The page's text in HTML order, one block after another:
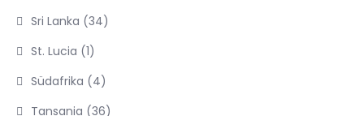
Sri Lanka (34)
St. Lucia (1)
Südafrika (4)
Tansania (36)